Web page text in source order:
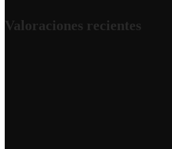
Valoraciones recientes